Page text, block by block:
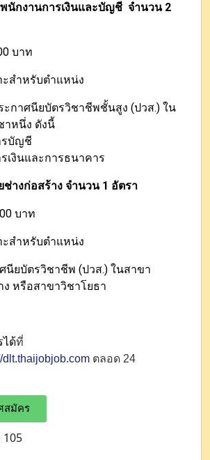
พนักงานการเงินและบัญชี จำนวน 2
บาท
สำหรับตำแหน่ง
กาศนียบัตรวิชาชีพชั้นสูง (ปวส.) ใน
าหนึ่ง ดังนี้
รบัญชี
เงินและการธนาคาร
ช่างก่อสร้าง จำนวน 1 อัตรา
บาท
สำหรับตำแหน่ง
นียบัตรวิชาชีพ (ปวส.) ในสาขา
หรือสาขาวิชาโยธา
ได้ที่
dlt.thaijobjob.com ตลอด 24
สมัคร
105